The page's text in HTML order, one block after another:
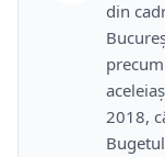
din
2018,